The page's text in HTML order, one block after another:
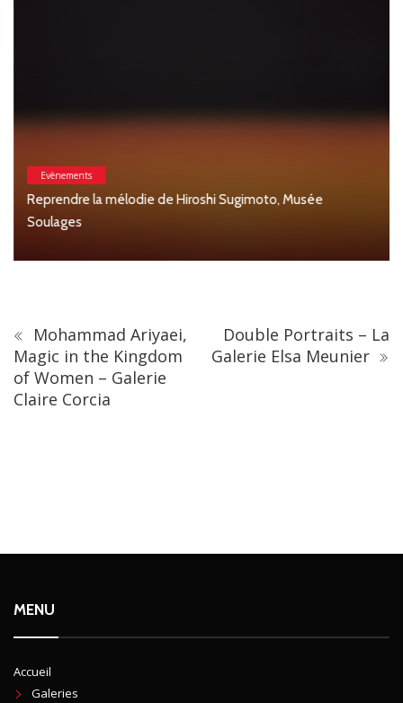
Evènements
Reprendre la mélodie de Hiroshi Sugimoto, Musée
Soulages
Mohammad Ariyaei,
Magic in the Kingdom
of Women – Galerie
Claire Corcia
Double Portraits – La
Galerie Elsa Meunier
MENU
Accueil
Galeries